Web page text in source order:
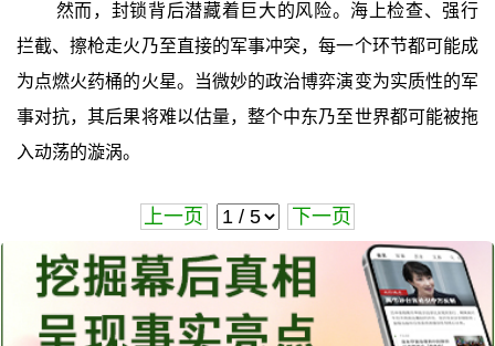
然而，封锁背后潜藏着巨大的风险。海上检查、强行
拦截、擦枪走火乃至直接的军事冲突，每一个环节都可能成
为点燃火药桶的火星。当微妙的政治博弈演变为实质性的军
事对抗，其后果将难以估量，整个中东乃至世界都可能被拖
入动荡的漩涡。
上一页 下一页